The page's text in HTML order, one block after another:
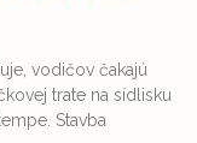
vodičov čakajú
trate na sídlisku
Stavba